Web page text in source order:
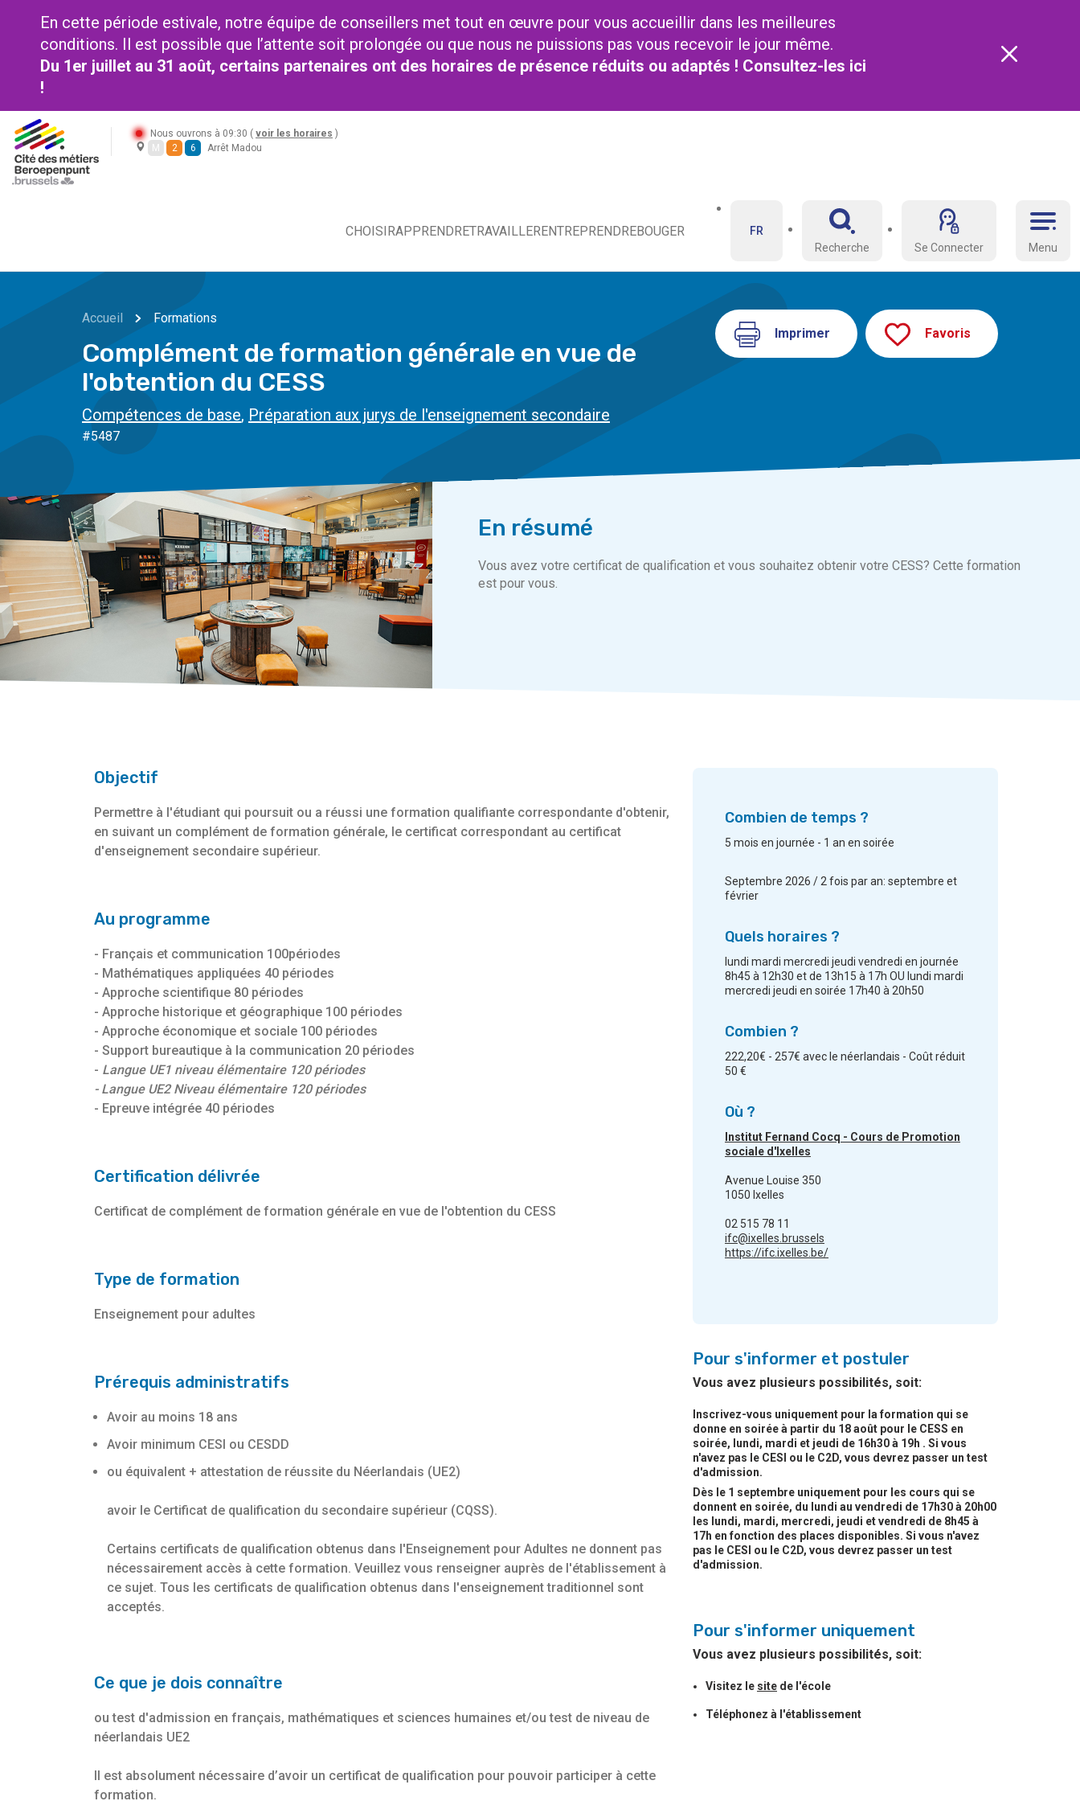
En cette période estivale, notre équipe de conseillers met tout en œuvre pour vous accueillir dans les meilleures
conditions. Il est possible que l’attente soit prolongée ou que nous ne puissions pas vous recevoir le jour même.
Du 1er juillet au 31 août, certains partenaires ont des horaires de présence réduits ou adaptés ! Consultez-les ici
!
Nous ouvrons à 09:30 ( voir les horaires )
M
2 6 Arrêt Madou
CHOISIRAPPRENDRETRAVAILLERENTREPRENDREBOUGER
Menu
FR
Recherche
Se Connecter
Accueil Formations
Complément de formation générale en vue de
l'obtention du CESS
Compétences de base, Préparation aux jurys de l'enseignement secondaire
#5487
Imprimer Favoris
En résumé
Vous avez votre certificat de qualification et vous souhaitez obtenir votre CESS? Cette formation
est pour vous.
Objectif
Permettre à l'étudiant qui poursuit ou a réussi une formation qualifiante correspondante d'obtenir,
en suivant un complément de formation générale, le certificat correspondant au certificat
d'enseignement secondaire supérieur.
Au programme
- Français et communication 100périodes
- Mathématiques appliquées 40 périodes
- Approche scientifique 80 périodes
- Approche historique et géographique 100 périodes
- Approche économique et sociale 100 périodes
- Support bureautique à la communication 20 périodes
- Langue UE1 niveau élémentaire 120 périodes
- Langue UE2 Niveau élémentaire 120 périodes
- Epreuve intégrée 40 périodes
Certification délivrée
Certificat de complément de formation générale en vue de l'obtention du CESS
Type de formation
Enseignement pour adultes
Prérequis administratifs
Avoir au moins 18 ans
Avoir minimum CESI ou CESDD
ou équivalent + attestation de réussite du Néerlandais (UE2)
avoir le Certificat de qualification du secondaire supérieur (CQSS).
Certains certificats de qualification obtenus dans l'Enseignement pour Adultes ne donnent pas
nécessairement accès à cette formation. Veuillez vous renseigner auprès de l'établissement à
ce sujet. Tous les certificats de qualification obtenus dans l'enseignement traditionnel sont
acceptés.
Ce que je dois connaître
ou test d'admission en français, mathématiques et sciences humaines et/ou test de niveau de
néerlandais UE2
Il est absolument nécessaire d’avoir un certificat de qualification pour pouvoir participer à cette
formation.
Combien de temps ?
5 mois en journée - 1 an en soirée
Septembre 2026 / 2 fois par an: septembre et
février
Quels horaires ?
lundi mardi mercredi jeudi vendredi en journée
8h45 à 12h30 et de 13h15 à 17h OU lundi mardi
mercredi jeudi en soirée 17h40 à 20h50
Combien ?
222,20€ - 257€ avec le néerlandais - Coût réduit
50 €
Où ?
Institut Fernand Cocq - Cours de Promotion
sociale d'Ixelles
Avenue Louise 350
1050 Ixelles
02 515 78 11
ifc@ixelles.brussels
https://ifc.ixelles.be/
Pour s'informer et postuler
Vous avez plusieurs possibilités, soit:
Inscrivez-vous uniquement pour la formation qui se
donne en soirée à partir du 18 août pour le CESS en
soirée, lundi, mardi et jeudi de 16h30 à 19h . Si vous
n'avez pas le CESI ou le C2D, vous devrez passer un test
d'admission.
Dès le 1 septembre uniquement pour les cours qui se
donnent en soirée, du lundi au vendredi de 17h30 à 20h00
les lundi, mardi, mercredi, jeudi et vendredi de 8h45 à
17h en fonction des places disponibles. Si vous n'avez
pas le CESI ou le C2D, vous devrez passer un test
d'admission.
Pour s'informer uniquement
Vous avez plusieurs possibilités, soit:
Visitez le site de l'école
Téléphonez à l'établissement